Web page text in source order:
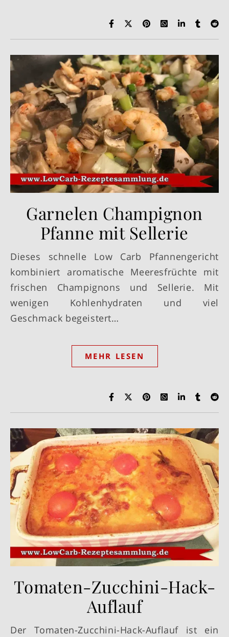
Garnelen Champignon
Pfanne mit Sellerie
Dieses schnelle Low Carb Pfannengericht
kombiniert aromatische Meeresfrüchte mit
frischen Champignons und Sellerie. Mit
wenigen Kohlenhydraten und viel
Geschmack begeistert…
MEHR LESEN
Tomaten-Zucchini-Hack-
Auflauf
Der Tomaten-Zucchini-Hack-Auflauf ist ein